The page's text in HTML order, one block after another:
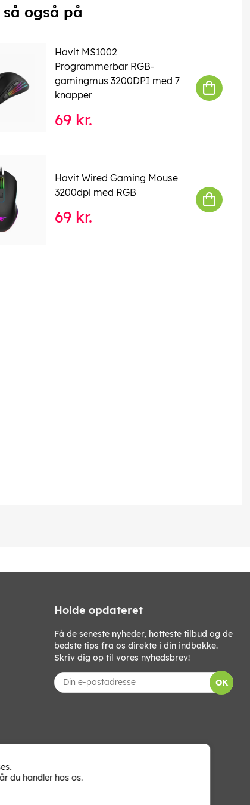
også på
Havit MS1002
Programmerbar RGB-
gamingmus 3200DPI med 7
knapper
69 kr.
Havit Wired Gaming Mouse
3200dpi med RGB
69 kr.
Holde opdateret
Få de seneste nyheder, hotteste tilbud og de
bedste tips fra os direkte i din indbakke.
Skriv dig op til vores nyhedsbrev!
OK
du handler hos os.